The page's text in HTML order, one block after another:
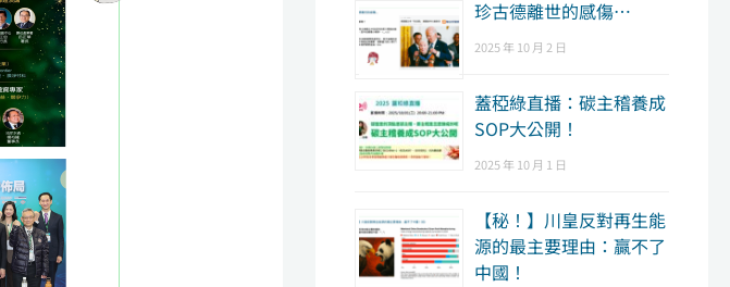
珍古德離世的感傷…
2025 年 10 月 2 日
蓋稏綠直播：碳主稽養成
SOP大公開！
2025 年 10 月 1 日
【秘！】川皇反對再生能
源的最主要理由：贏不了
中國！